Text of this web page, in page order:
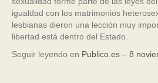
igualdad con los matrimonios
lesbianas dieron una lección muy
libertad está dentro del Estado.
Seguir leyendo en Publico.es – 8